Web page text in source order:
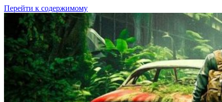
Перейти к содержимому